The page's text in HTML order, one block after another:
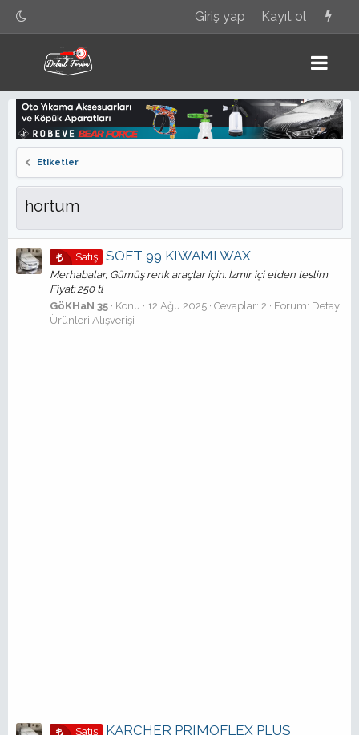
Giriş yap Kayıt ol
Etiketler
hortum
Satış SOFT 99 KIWAMI WAX
Merhabalar, Gümüş renk araçlar için. İzmir içi elden teslim
Fiyat: 250 tl
GöKHaN 35
Konu 12 Ağu 2025 Cevaplar: 2 Forum: Detay
Ürünleri Alışverişi
Satış
KARCHER PRIMOFLEX PLUS